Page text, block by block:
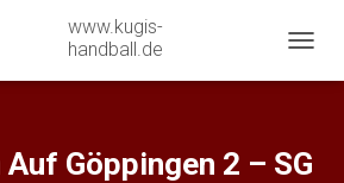
www.kugis-
handball.de
A
G
A
Göppingen 2 – SG